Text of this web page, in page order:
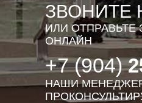
ЗВОНИТЕ
ИЛИ ОТПРАВЬТЕ
ОНЛАЙН
+7 (904)
НАШИ